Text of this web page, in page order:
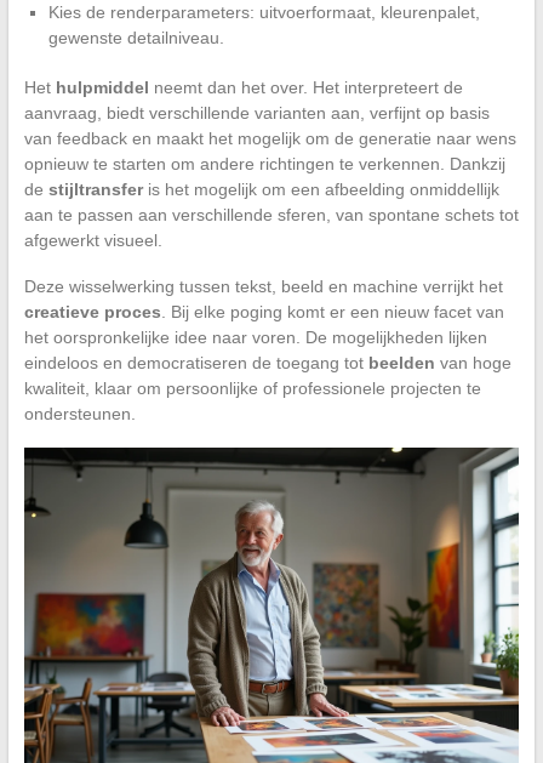
Kies de renderparameters: uitvoerformaat, kleurenpalet,
gewenste detailniveau.
Het hulpmiddel neemt dan het over. Het interpreteert de
aanvraag, biedt verschillende varianten aan, verfijnt op basis
van feedback en maakt het mogelijk om de generatie naar wens
opnieuw te starten om andere richtingen te verkennen. Dankzij
de stijltransferis het mogelijk om een afbeelding onmiddellijk
aan te passen aan verschillende sferen, van spontane schets tot
afgewerkt visueel.
Deze wisselwerking tussen tekst, beeld en machine verrijkt het
creatieve proces . Bij elke poging komt er een nieuw facet van
het oorspronkelijke idee naar voren. De mogelijkheden lijken
eindeloos en democratiseren de toegang tot beelden van hoge
kwaliteit, klaar om persoonlijke of professionele projecten te
ondersteunen.